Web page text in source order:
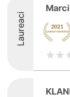
Laureaci